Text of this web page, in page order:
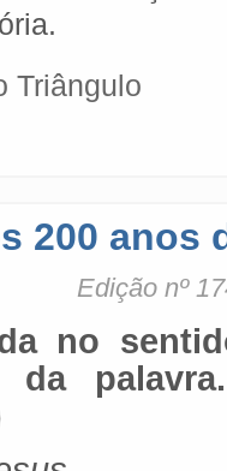
Triângulo
200 anos
Edição nº
no
da